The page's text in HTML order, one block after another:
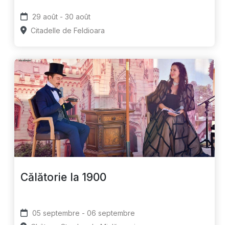
29 août - 30 août
Citadelle de Feldioara
Călătorie la 1900
05 septembre - 06 septembre